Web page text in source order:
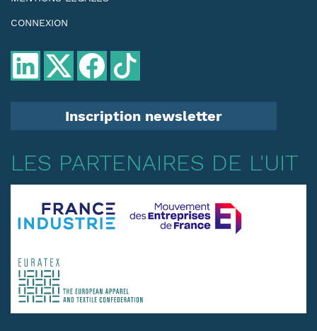
CONNEXION
Inscription newsletter
LES PARTENAIRES DE L'UIT